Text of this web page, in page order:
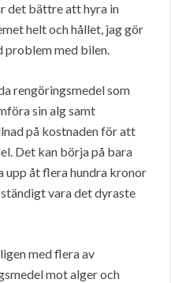
det bättre att hyra in
helt och hållet, jag gör
problem med bilen.
rengöringsmedel som
sin alg samt
på kostnaden för att
Det kan börja på bara
upp åt flera hundra kronor
vara det dyraste
med flera av
mot alger och